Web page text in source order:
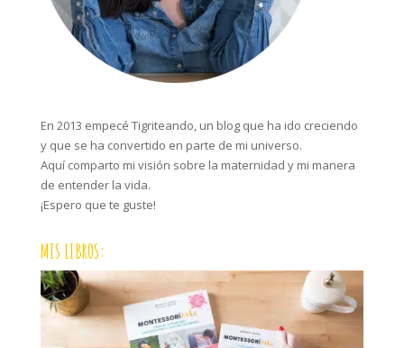
En 2013 empecé Tigriteando, un blog que ha ido creciendo
y que se ha convertido en parte de mi universo.
Aquí comparto mi visión sobre la maternidad y mi manera
de entender la vida.
¡Espero que te guste!
MIS LIBROS: